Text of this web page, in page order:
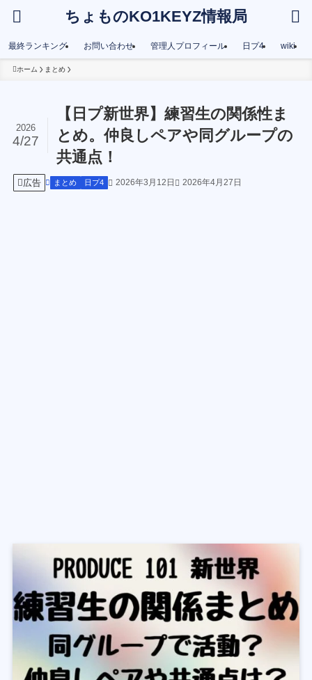
ちょものKO1KEYZ情報局
最終ランキング お問い合わせ 管理人プロフィール 日プ4 wiki
ホーム まとめ
【日プ新世界】練習生の関係性ま
とめ。仲良しペアや同グループの
共通点！
2026
4/27
広告 まとめ 日プ4 2026年3月12日 2026年4月27日